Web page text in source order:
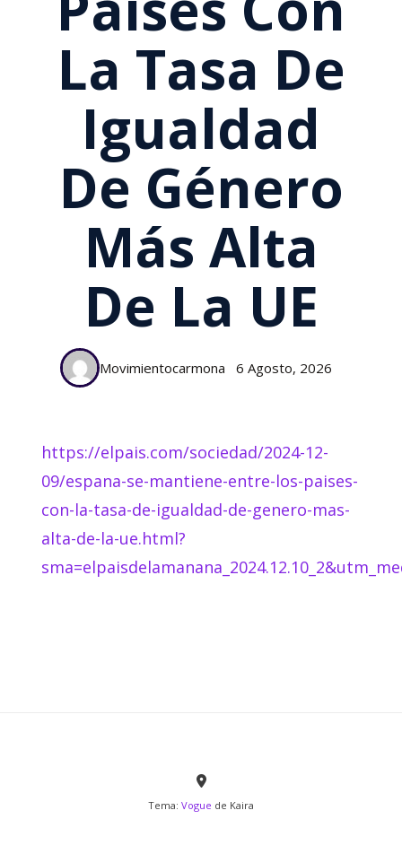
La Tasa De
Igualdad
De Género
Más Alta
De La UE
Movimientocarmona 6 Agosto, 2026
https://elpais.com/sociedad/2024-12-
09/espana-se-mantiene-entre-los-paises-
con-la-tasa-de-igualdad-de-genero-mas-
alta-de-la-ue.html?
Tema: Vogue de Kaira